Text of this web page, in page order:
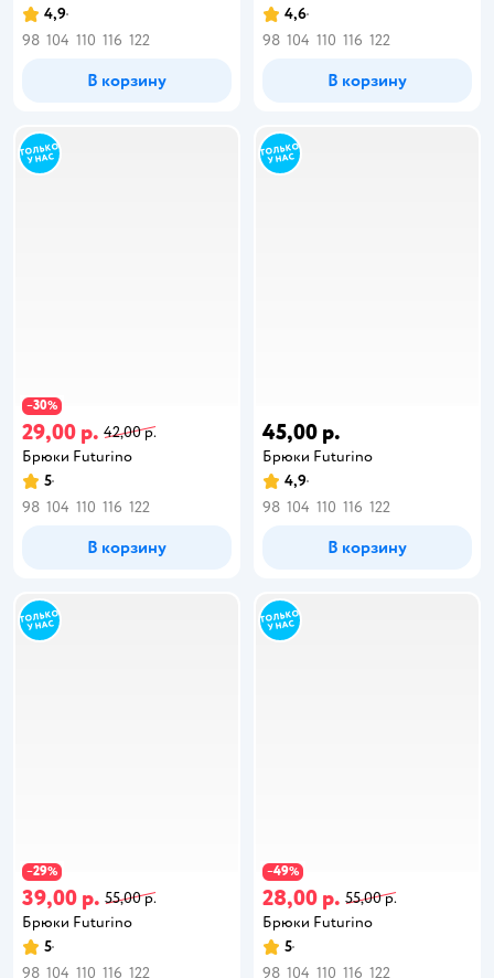
4,9
98 104 110 116 122
В корзину
4,6
98 104 110 116 122
В корзину
−30%
29,00 р. 42,00 р.
Брюки Futurino
5
98 104 110 116 122
В корзину
45,00 р.
Брюки Futurino
4,9
98 104 110 116 122
В корзину
−29%
39,00 р. 55,00 р.
Брюки Futurino
5
98 104 110 116 122
−49%
28,00 р. 55,00 р.
Брюки Futurino
5
98 104 110 116 122